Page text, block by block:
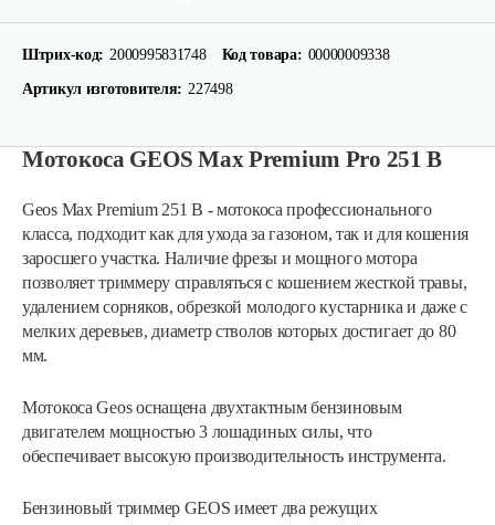
Штрих-код: 2000995831748 Код товара: 00000009338
Артикул изготовителя: 227498
Мотокоса GEOS Max Premium Pro 251 B
Geos Max Premium 251 B - мотокоса профессионального
класса, подходит как для ухода за газоном, так и для кошения
заросшего участка. Наличие фрезы и мощного мотора
позволяет триммеру справляться с кошением жесткой травы,
удалением сорняков, обрезкой молодого кустарника и даже с
мелких деревьев, диаметр стволов которых достигает до 80
мм.
Мотокоса Geos оснащена двухтактным бензиновым
двигателем мощностью 3 лошадиных силы, что
обеспечивает высокую производительность инструмента.
Бензиновый триммер GEOS имеет два режущих